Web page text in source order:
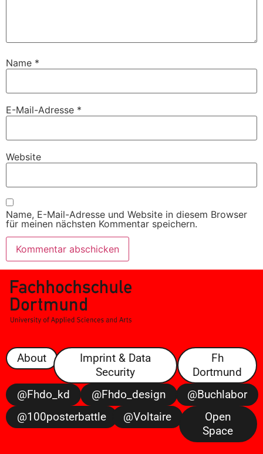
Name *
E-Mail-Adresse *
Website
Name, E-Mail-Adresse und Website in diesem Browser
für meinen nächsten Kommentar speichern.
About
Imprint & Data
Security
Fh
Dortmund
@fhdo_kd
@fhdo_design
@buchlabor
@100posterbattle
@voltaire
Open
Space